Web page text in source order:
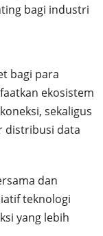
bagi industri
bagi para
ekosistem
sekaligus
distribusi data
dan
teknologi
yang lebih